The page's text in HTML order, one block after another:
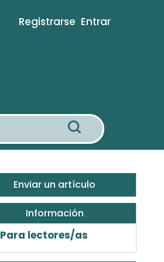
Registrarse Entrar
Enviar un artículo
Información
Para lectores/as